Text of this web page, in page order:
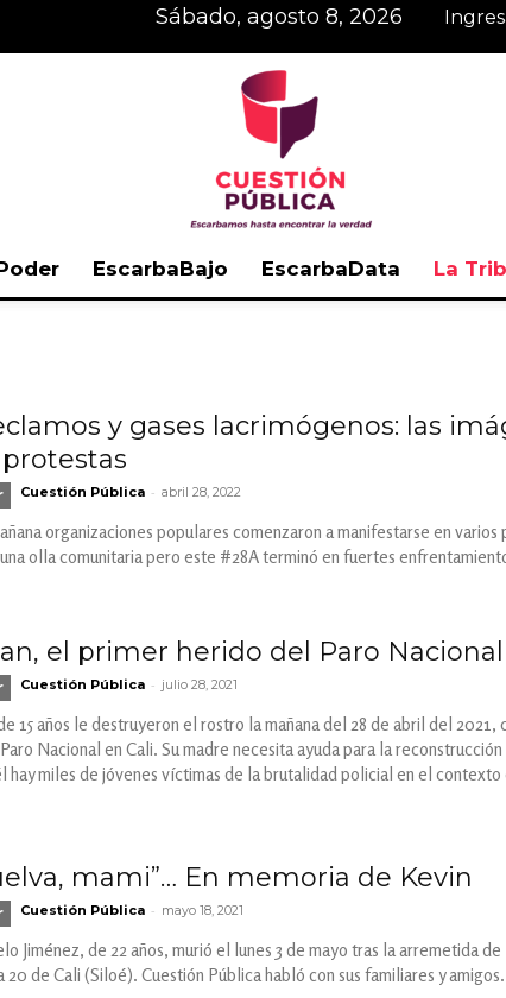
sábado, agosto 8, 2026
EscarbaBajo EscarbaData La
y gases lacrimógenos: las
Cuestión Pública - abril 28, 2022
organizaciones populares comenzaron a manifestarse en
olla comunitaria pero este #28A terminó en fuertes
el primer herido del Paro Nacional
Cuestión Pública - julio 28, 2021
15 años le destruyeron el rostro la mañana del 28 de abril del 2021,
Nacional en Cali. Su madre necesita ayuda para la
hay miles de jóvenes víctimas de la brutalidad policial en el
mami”… En memoria de Kevin
Cuestión Pública - mayo 18, 2021
Jiménez, de 22 años, murió el lunes 3 de mayo tras la arremetida
20 de Cali (Siloé). Cuestión Pública habló con sus familiares y amigos.